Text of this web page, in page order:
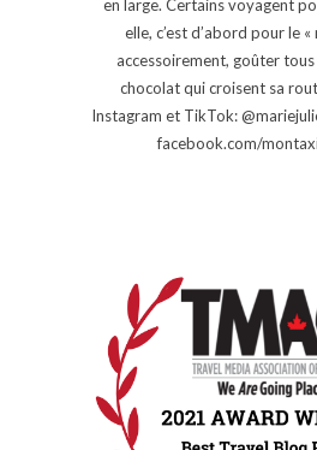
en large. Certains voyagent
elle, c’est d’abord pour le
accessoirement, goûter
chocolat qui croisent sa
Instagram et TikTok:
facebook.com/